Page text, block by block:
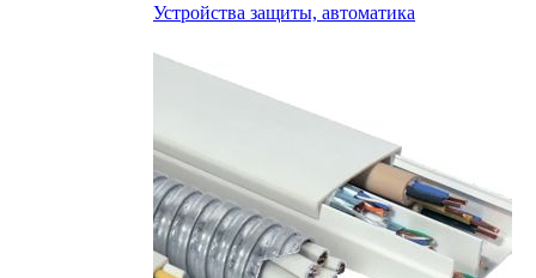
Устройства защиты, автоматика